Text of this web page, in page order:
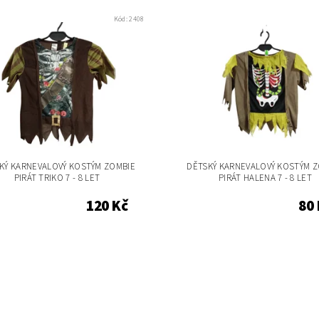
Kód:2408
KARNEVALOVÝ KOSTÝM ZOMBIE
PIRÁT TRIKO 7 - 8 LET
120 Kč
DĚTSKÝ KARNEVALOVÝ KOSTÝM
PIRÁT HALENA 7 - 8 LET
80